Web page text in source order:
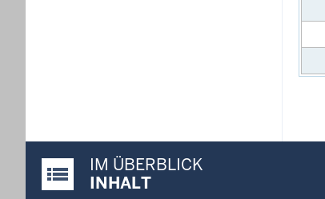
Justiz-Portal im Überblick:
IM ÜBERBLICK
INHALT